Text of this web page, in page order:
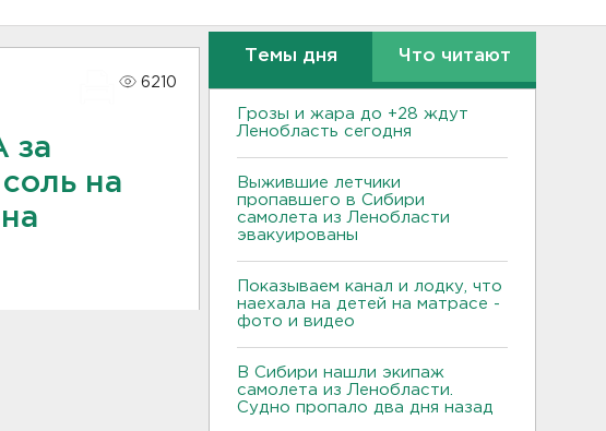
6210
за
на
Темы дня Что читают
Грозы и жара до +28 ждут
Ленобласть сегодня
Выжившие летчики
пропавшего в Сибири
самолета из Ленобласти
эвакуированы
Показываем канал и лодку, что
наехала на детей на матрасе -
фото и видео
В Сибири нашли экипаж
самолета из Ленобласти.
Судно пропало два дня назад